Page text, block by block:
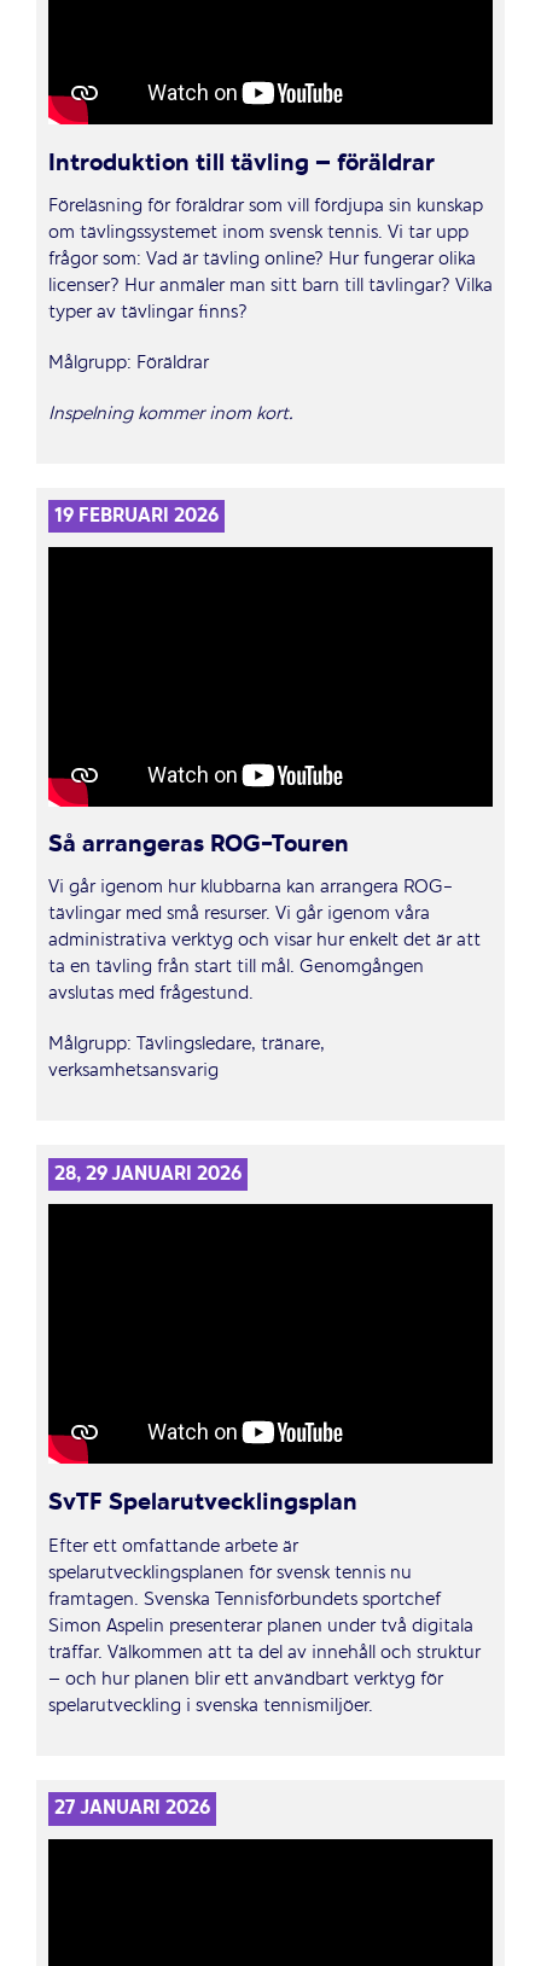
Introduktion till tävling – föräldrar
Föreläsning för föräldrar som vill fördjupa sin kunskap
om tävlingssystemet inom svensk tennis. Vi tar upp
frågor som: Vad är tävling online? Hur fungerar olika
licenser? Hur anmäler man sitt barn tilltävlingar? Vilka
typer av tävlingar finns?
Målgrupp: Föräldrar
Inspelning kommer inom kort.
19 FEBRUARI 2026
Så arrangeras ROG-Touren
Vi går igenom hur klubbarna kan arrangera ROG-
tävlingar med små resurser. Vi går igenom våra
administrativa verktyg och visar hur enkelt det är att
ta en tävling från start till mål. Genomgången
avslutas med frågestund.
Målgrupp: Tävlingsledare, tränare,
verksamhetsansvarig
28, 29 JANUARI 2026
SvTF Spelarutvecklingsplan
Efter ett omfattande arbete är
spelarutvecklingsplanen för svensk tennis nu
framtagen. Svenska Tennisförbundets sportchef
Simon Aspelin presenterar planen under två digitala
träffar. Välkommen att ta del av innehåll och struktur
– och hur planen blir ett användbart verktyg för
spelarutveckling i svenska tennismiljöer.
27 JANUARI 2026